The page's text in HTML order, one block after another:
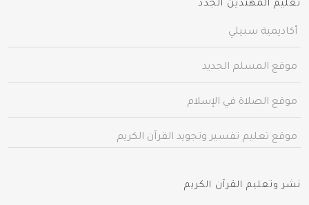
تعليم المهتدين الجدد
أكاديمية سبيلي
موقع المسلم الجديد
موقع الصلاة في الإسلام
موقع تعليم تفسير وتجويد القرآن الكريم
نشر وتعليم القرآن الكريم